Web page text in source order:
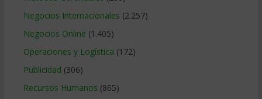
Negocios Internacionales (2.257)
Negocios Online (1.405)
Operaciones y Logística (172)
Publicidad (306)
Recursos Humanos (865)